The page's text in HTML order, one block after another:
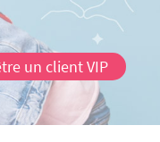
un client VIP